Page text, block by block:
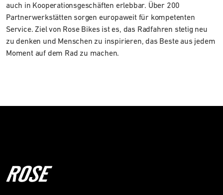
auch in Kooperationsgeschäften erlebbar. Über 200
Partnerwerkstätten sorgen europaweit für kompetenten
Service. Ziel von Rose Bikes ist es, das Radfahren stetig neu
zu denken und Menschen zu inspirieren, das Beste aus jedem
Moment auf dem Rad zu machen.